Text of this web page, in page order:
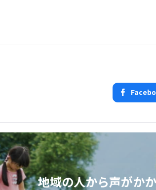
地域の人から声がか